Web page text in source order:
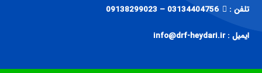
تلفن : 03134404756 – 09138299023
ایمیل : info@drf-heydari.ir